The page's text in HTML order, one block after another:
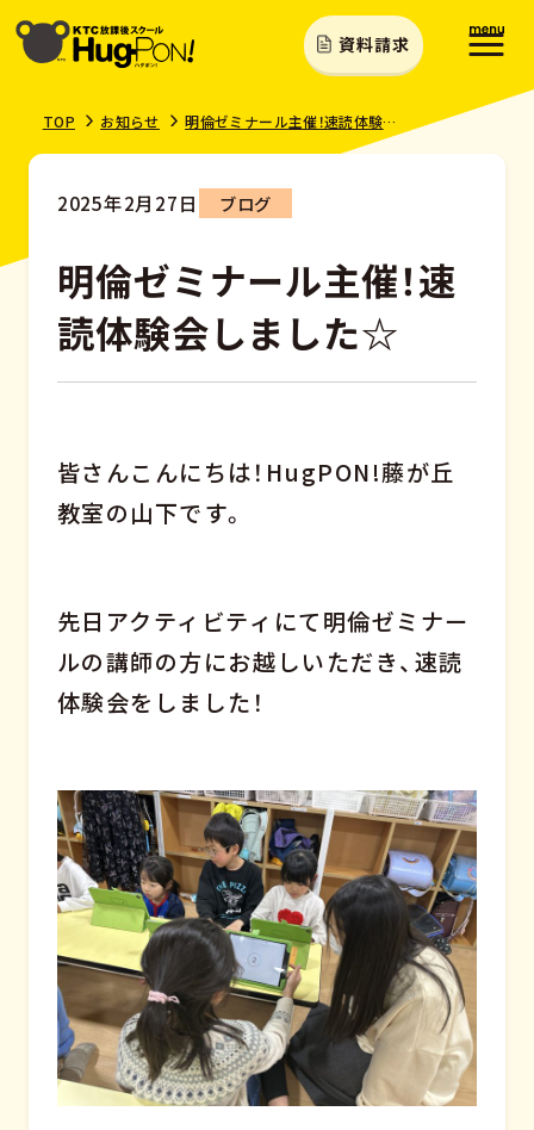
資料請求
TOP お知らせ 明倫ゼミナール主催！速読体験会しました☆
2025年2月27日 ブログ
明倫ゼミナール主催！速
読体験会しました☆
皆さんこんにちは！HugPON!藤が丘
教室の山下です。
先日アクティビティにて明倫ゼミナー
ルの講師の方にお越しいただき、速読
体験会をしました！